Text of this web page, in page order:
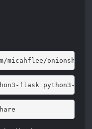
micahflee/
flask python3-